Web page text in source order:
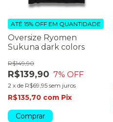
Oversize Ryomen
Sukuna dark colors
R$139,90
R$149,90
7% OFF
2 x de R$69,95 sem juros
ATÉ 15% OFF EM QUANTIDADE
R$135,70 com Pix
Comprar